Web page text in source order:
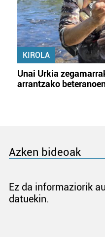
KIROLA
Unai Urkia
arrantzako
Azken bideoak
Ez da informaziorik
datuekin.